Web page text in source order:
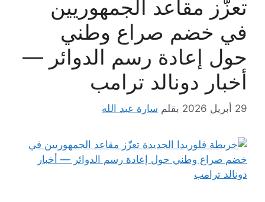
تعزّز مقاعد الجمهوريين
في خضم صراع وطني
حول إعادة رسم الدوائر —
أخبار دونالد ترامب
29 أبريل 2026 بقلم سارة عبد الله